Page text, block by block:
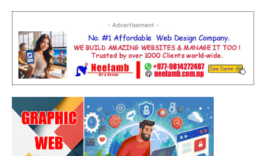
- Advertisement -